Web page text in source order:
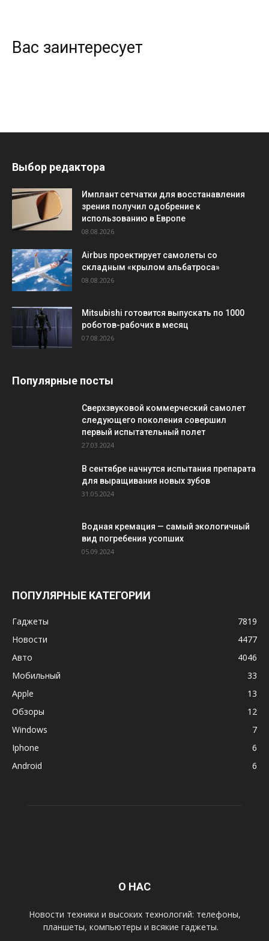
Вас заинтересует
Выбор редактора
Имплант сетчатки для восстанавления
зрения получил одобрение к
использованию в Европе
08.08.2026
Airbus проектирует самолеты со
складным «крылом альбатроса»
08.08.2026
Mitsubishi готовится выпускать по 1000
роботов-рабочих в месяц
07.08.2026
Популярные посты
Сверхзвуковой коммерческий самолет
следующего поколения совершил
первый испытательный полет
27.03.2024
В сентябре начнутся испытания препарата
для выращивания новых зубов
31.05.2024
Водная кремация — самый экологичный
вид погребения усопших
05.09.2024
ПОПУЛЯРНЫЕ КАТЕГОРИИ
Гаджеты
7819
Новости
4477
Авто
4046
Мобильный
33
Apple
13
Обзоры
12
Windows
7
Iphone
6
Android
6
О НАС
Новости техники и высоких технологий: телефоны,
планшеты, компьютеры и всякие гаджеты.